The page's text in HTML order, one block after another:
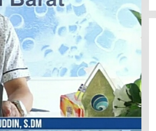
Efektif Cegah Kemacetan BBM,
Pos Pantau Polresta Mamuju
Amankan Jalur SPBU Kali Mamuju